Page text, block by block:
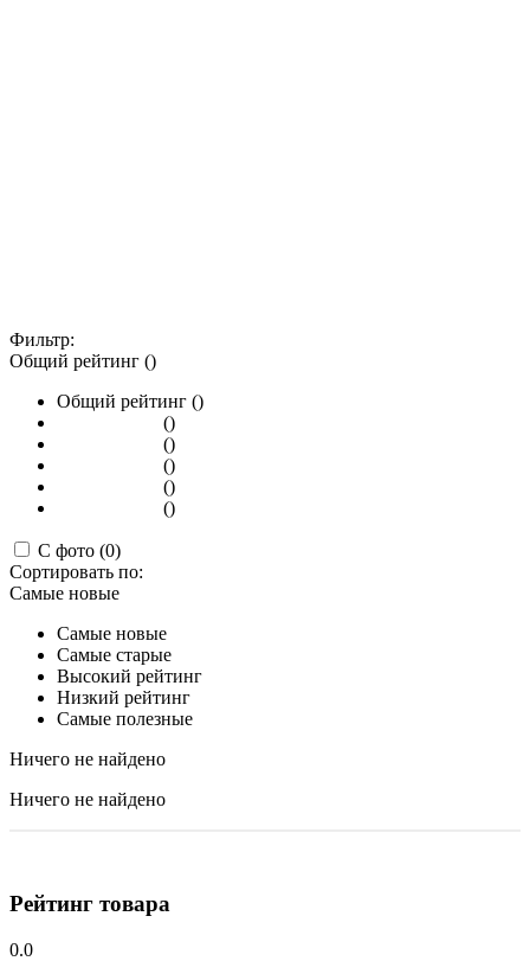
Фильтр:
Общий рейтинг ()
Общий рейтинг ()
()
()
()
()
()
С фото (0)
Сортировать по:
Самые новые
Самые новые
Самые старые
Высокий рейтинг
Низкий рейтинг
Самые полезные
Ничего не найдено
Ничего не найдено
Рейтинг товара
0.0